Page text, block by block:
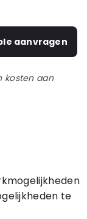
aanvragen
kosten aan
te